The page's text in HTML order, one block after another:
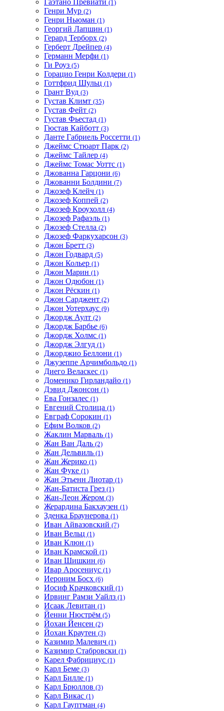
Гаэтано Превиати (1)
Генри Мур (2)
Генри Ньюман (1)
Георгий Лапшин (1)
Герард Терборх (2)
Герберт Дрейпер (4)
Германн Мерфи (1)
Ги Роуз (5)
Горацио Генри Колдери (1)
Готтфрид Шульц (1)
Грант Вуд (3)
Густав Климт (35)
Густав Фейт (2)
Густав Фьестад (1)
Гюстав Кайботт (3)
Данте Габриель Россетти (1)
Джеймс Стюарт Парк (2)
Джеймс Тайлер (4)
Джеймс Томас Уоттс (1)
Джованна Гарцони (6)
Джованни Болдини (7)
Джозеф Клейч (1)
Джозеф Коппей (2)
Джозеф Кроухолл (4)
Джозеф Рафаэль (1)
Джозеф Стелла (2)
Джозеф Фаркухарсон (3)
Джон Бретт (3)
Джон Годвард (5)
Джон Кольер (1)
Джон Марин (1)
Джон Одюбон (1)
Джон Рёскин (1)
Джон Сарджент (2)
Джон Уотерхаус (9)
Джордж Аулт (2)
Джордж Барбье (6)
Джордж Холмс (1)
Джордж Элгуд (1)
Джорджио Беллони (1)
Джузеппе Арчимбольдо (1)
Диего Веласкес (1)
Доменико Гирландайо (1)
Дэвид Джонсон (1)
Ева Гонзалес (1)
Евгений Столица (1)
Евграф Сорокин (1)
Ефим Волков (2)
Жаклин Марваль (1)
Жан Ван Даль (2)
Жан Дельвиль (1)
Жан Жерико (1)
Жан Фуке (1)
Жан Этьенн Лиотар (1)
Жан-Батиста Грез (1)
Жан-Леон Жером (3)
Жерардина Бакхаузен (1)
Зденка Браунерова (1)
Иван Айвазовский (7)
Иван Вельц (1)
Иван Клюн (1)
Иван Крамской (1)
Иван Шишкин (6)
Ивар Аросениус (1)
Иероним Босх (6)
Иосиф Крачковский (1)
Ирвинг Рамзи Уайлз (1)
Исаак Левитан (1)
Йенни Нюстрём (5)
Йохан Йенсен (2)
Йохан Краутен (3)
Казимир Малевич (1)
Казимир Стабровски (1)
Карел Фабрициус (1)
Карл Беме (3)
Карл Билле (1)
Карл Брюллов (3)
Карл Викас (1)
Карл Гауптман (4)